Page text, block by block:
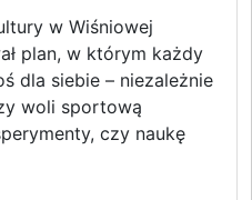
w Wiśniowej
plan, w którym każdy
dla siebie – niezależnie
woli sportową
czy naukę